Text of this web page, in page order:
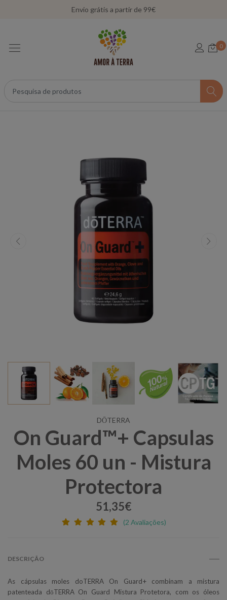
Envio grátis a partir de 99€
0
DŌTERRA
On Guard™+ Capsulas
Moles 60 un - Mistura
Protectora
51,35€
(2 Avaliações)
DESCRIÇÃO
As cápsulas moles doTERRA On Guard+ combinam a mistura
patenteada dōTERRA On Guard Mistura Protetora, com os óleos